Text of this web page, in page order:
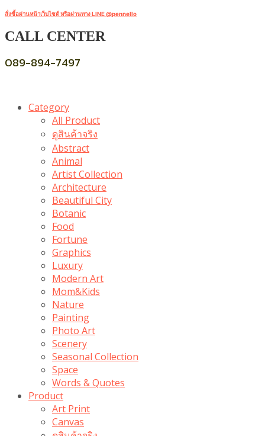
สั่งซื้อผ่านหน้าเว็บไซต์ หรือผ่านทาง LINE @pennello
CALL CENTER
089-894-7497
Category
All Product
ดูสินค้าจริง
Abstract
Animal
Artist Collection
Architecture
Beautiful City
Botanic
Food
Fortune
Graphics
Luxury
Modern Art
Mom&Kids
Nature
Painting
Photo Art
Scenery
Seasonal Collection
Space
Words & Quotes
Product
Art Print
Canvas